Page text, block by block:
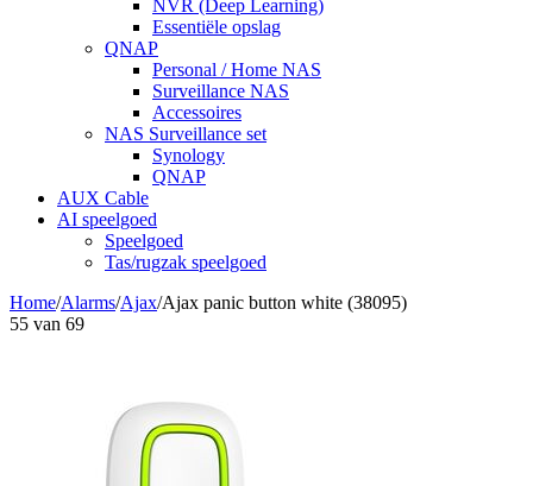
NVR (Deep Learning)
Essentiële opslag
QNAP
Personal / Home NAS
Surveillance NAS
Accessoires
NAS Surveillance set
Synology
QNAP
AUX Cable
AI speelgoed
Speelgoed
Tas/rugzak speelgoed
Home/Alarms/Ajax/Ajax panic button white (38095)
55 van 69